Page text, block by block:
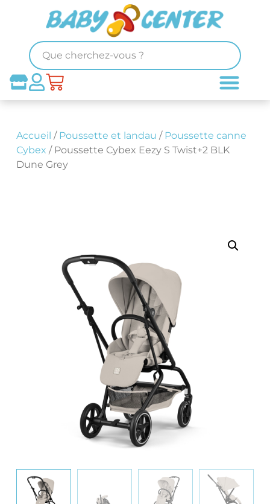
Accueil / Poussette et landau / Poussette canne
Cybex / Poussette Cybex Eezy S Twist+2 BLK
Dune Grey